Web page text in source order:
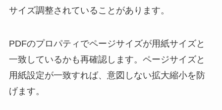
サイズ調整されていることがあります。
PDFのプロパティでページサイズが用紙サイズと
一致しているかも再確認します。ページサイズと
用紙設定が一致すれば、意図しない拡大縮小を防
げます。